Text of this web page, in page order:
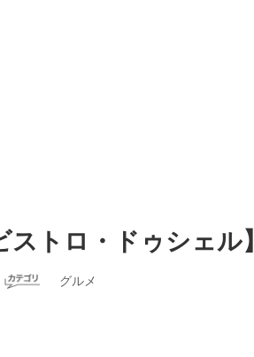
トロ・ドゥシェル】
グルメ